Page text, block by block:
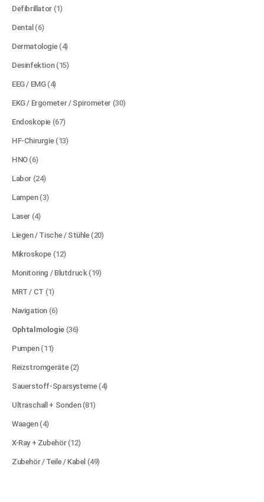
Defibrillator (1)
Dental (6)
Dermatologie (4)
Desinfektion (15)
EEG / EMG (4)
EKG / Ergometer / Spirometer (30)
Endoskopie (67)
HF-Chirurgie (13)
HNO (6)
Labor (24)
Lampen (3)
Laser (4)
Liegen / Tische / Stühle (20)
Mikroskope (12)
Monitoring / Blutdruck (19)
MRT / CT (1)
Navigation (6)
Ophtalmologie (36)
Pumpen (11)
Reizstromgeräte (2)
Sauerstoff-Sparsysteme (4)
Ultraschall + Sonden (81)
Waagen (4)
X-Ray + Zubehör (12)
Zubehör / Teile / Kabel (49)